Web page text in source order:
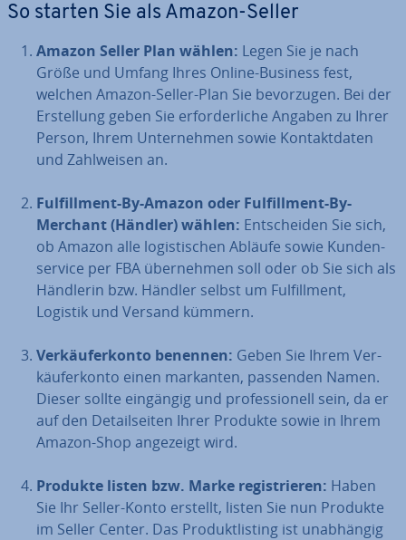
So starten Sie als Amazon-Seller
Amazon Seller Plan wählen: Legen Sie je nach
Größe und Umfang Ihres Online-Business fest,
welchen Amazon-Seller-Plan Sie be­vor­zu­gen. Bei der
Er­stel­lung geben Sie er­for­der­li­che Angaben zu Ihrer
Person, Ihrem Un­ter­neh­men sowie Kon­takt­da­ten
und Zahl­wei­sen an.
Ful­fill­ment-By-Amazon oder Ful­fill­ment-By-
Merchant (Händler) wählen: Ent­schei­den Sie sich,
ob Amazon alle lo­gis­ti­schen Abläufe sowie Kun­den­
ser­vice per FBA über­neh­men soll oder ob Sie sich als
Händlerin bzw. Händler selbst um Ful­fill­ment,
Logistik und Versand kümmern.
Ver­käu­fer­kon­to benennen: Geben Sie Ihrem Ver­
käu­fer­kon­to einen markanten, passenden Namen.
Dieser sollte eingängig und pro­fes­sio­nell sein, da er
auf den De­tail­sei­ten Ihrer Produkte sowie in Ihrem
Amazon-Shop angezeigt wird.
Produkte listen bzw. Marke re­gis­trie­ren: Haben
Sie Ihr Seller-Konto erstellt, listen Sie nun Produkte
im Seller Center. Das Pro­dukt­lis­ting ist un­ab­hän­gig